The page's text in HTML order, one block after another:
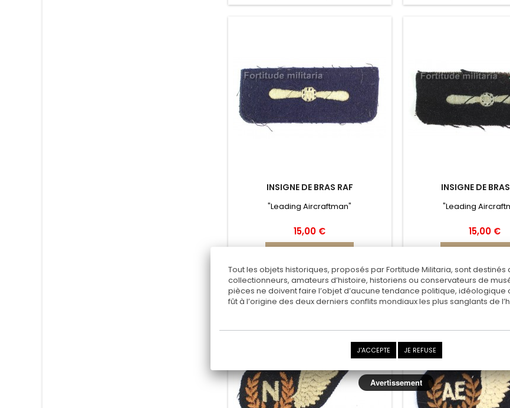
INSIGNE DE BRAS RAF
"Leading Aircraftman"
15,00 €
Ajouter au comparateur
INSIGNE DE
"Leading
15,00 €
Ajouter au
Tout les objets historiques, proposés par Fortitude Militaria, sont destinés
collectionneurs, amateurs d’histoire, historiens ou conservateurs de
pièces ne doivent faire l’objet d’aucune tendance politique, idéologique
fût à l’origine des deux derniers conflits mondiaux les plus sanglants de
J'ACCEPTE JE REFUSE
Avertissement